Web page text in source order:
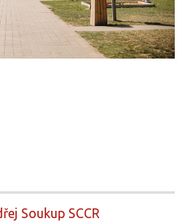
Soukup SCCR